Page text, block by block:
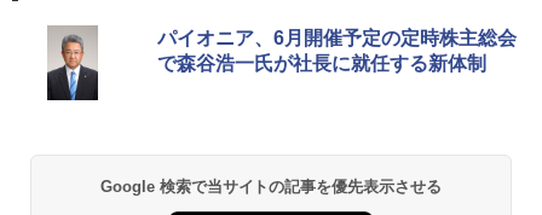
パイオニア、6月開催予定の定時株主総会
で森谷浩一氏が社長に就任する新体制
Google 検索で当サイトの記事を優先表示させる